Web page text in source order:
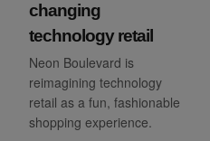
changing
technology retail
Neon Boulevard is
reimagining technology
retail as a fun, fashionable
shopping experience.